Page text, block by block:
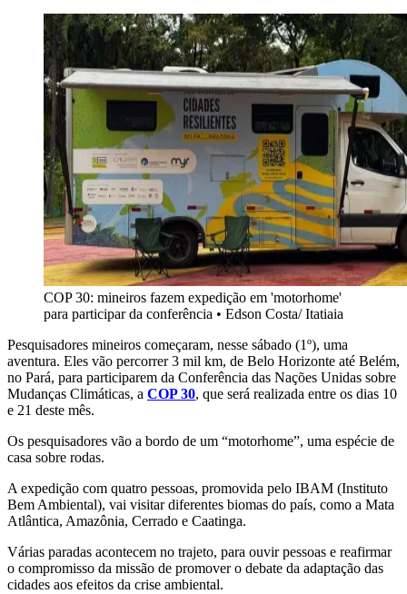
COP 30: mineiros fazem expedição em 'motorhome'
para participar da conferência • Edson Costa/ Itatiaia
Pesquisadores mineiros começaram, nesse sábado (1º), uma
aventura. Eles vão percorrer 3 mil km, de Belo Horizonte até Belém,
no Pará, para participarem da Conferência das Nações Unidas sobre
Mudanças Climáticas, a COP 30, que será realizada entre os dias 10
e 21 deste mês.
Os pesquisadores vão a bordo de um “motorhome”, uma espécie de
casa sobre rodas.
A expedição com quatro pessoas, promovida pelo IBAM (Instituto
Bem Ambiental), vai visitar diferentes biomas do país, como a Mata
Atlântica, Amazônia, Cerrado e Caatinga.
Várias paradas acontecem no trajeto, para ouvir pessoas e reafirmar
o compromisso da missão de promover o debate da adaptação das
cidades aos efeitos da crise ambiental.